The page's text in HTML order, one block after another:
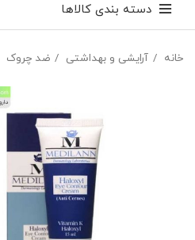
دسته بندی کالاها
خانه آرایشی و بهداشتی ضد چروک